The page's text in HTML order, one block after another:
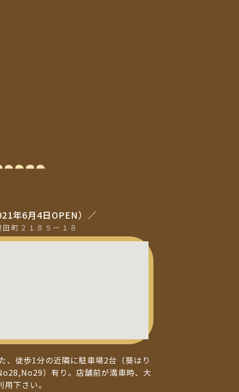
年6月4日OPEN）／
町２１８５ー１８
、徒歩1分の近隣に駐車場2台（葵はり
）有り。店舗前が満車時、大
下さい。